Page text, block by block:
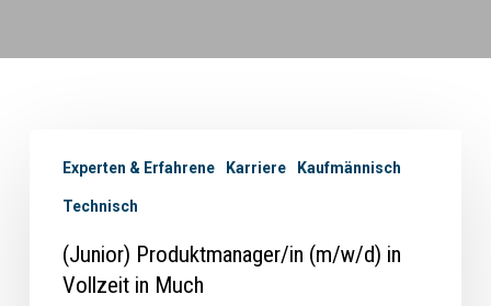
Experten & Erfahrene Karriere Kaufmännisch
Technisch
(Junior) Produktmanager/in (m/w/d) in
Vollzeit in Much